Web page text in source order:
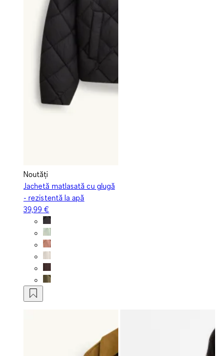
Noutăți
Jachetă matlasată cu glugă
- rezistentă la apă
39,99 €